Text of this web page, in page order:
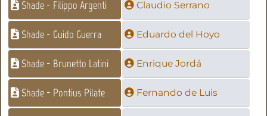
Shade - Filippo Argenti Claudio Serrano
Shade - Guido Guerra Eduardo del Hoyo
Shade - Brunetto Latini Enrique Jordá
Shade - Pontius Pilate Fernando de Luis